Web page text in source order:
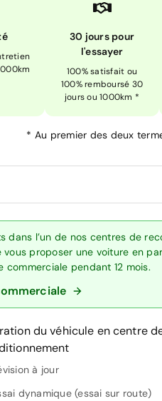
000km
30 jours pour
l'essayer
100% satisfait ou
100% remboursé 30
jours ou 1000km *
* Au premier des deux
dans l’un de nos centres de
proposer une voiture en
pendant 12 mois.
du véhicule en centre
à jour
dynamique (essai sur route)